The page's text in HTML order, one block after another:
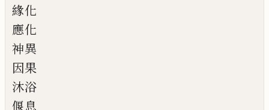
緣化
應化
神異
因果
沐浴
偃息